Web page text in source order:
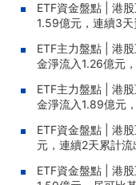
ETF資金盤點 | 港
1.59億元，連續3
ETF主力盤點 | 港
金淨流入1.26億元
ETF主力盤點 | 港
金淨流入1.89億元
ETF資金盤點 | 港
元，連續2天累計
ETF資金盤點 | 港